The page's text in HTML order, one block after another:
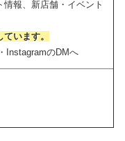
報、新店舗・イベント
います。
InstagramのDMへ